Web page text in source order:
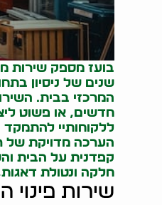
בועז מספק שירות
שנים של ניסיון
המרכזי בבית.
חדשים, או פשוט
ללקוחותיי
הערכה מדויקת של
קפדנית על הבית
חלקה ונטולת
שירות פינוי